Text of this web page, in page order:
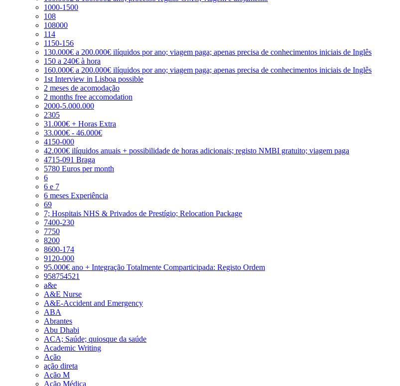
1000-1500
108
108000
114
1150-156
130.000€ a 200.000€ ilíquidos por ano; viagem paga; apenas precisa de conhecimentos iniciais de Inglês
150 a 240€ à hora
160.000€ a 200.000€ ilíquidos por ano; viagem paga; apenas precisa de conhecimentos iniciais de Inglês
1st Interview in Lisboa possible
2 meses de acomodação
2 months free accomodation
2000-5.000.000
2305
31.000€ + Horas Extra
33.000€ - 46.000€
4150-000
42.000€ ilíquidos anuais + possibilidade de horas adicionais; registo NMBI gratuito; viagem paga
4715-091 Braga
5780 Euros per month
6
6 e 7
6 meses Experiência
69
7; Hospitais NHS & Privados de Prestígio; Relocation Package
7400-230
7750
8200
8600-174
9120-000
95.000€ ano + Integração Totalmente Comparticipada: Registo Ordem
958754521
a&e
A&E Nurse
A&E-Accident and Emergency
ABA
Abrantes
Abu Dhabi
ACA; Saúde; quiosque da saúde
Academic Writing
Ação
ação direta
Ação M
Ação Médica